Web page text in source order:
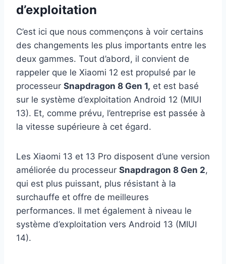
d’exploitation
C’est ici que nous commençons à voir certains
des changements les plus importants entre les
deux gammes. Tout d’abord, il convient de
rappeler que le Xiaomi 12 est propulsé par le
processeur Snapdragon 8 Gen 1, et est basé
sur le système d’exploitation Android 12 (MIUI
13). Et, comme prévu, l’entreprise est passée à
la vitesse supérieure à cet égard.
Les Xiaomi 13 et 13 Pro disposent d’une version
améliorée du processeur Snapdragon 8 Gen 2,
qui est plus puissant, plus résistant à la
surchauffe et offre de meilleures
performances. Il met également à niveau le
système d’exploitation vers Android 13 (MIUI
14).